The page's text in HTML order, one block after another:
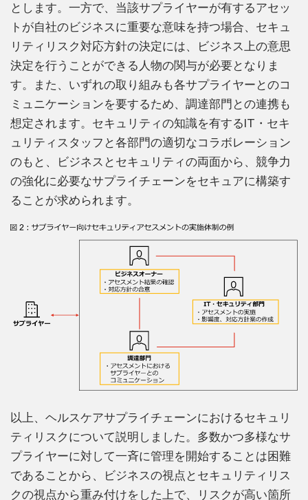
とします。一方で、当該サプライヤーが有するアセッ
トが自社のビジネスに重要な意味を持つ場合、セキュ
リティリスク対応方針の決定には、ビジネス上の意思
決定を行うことができる人物の関与が必要となりま
す。また、いずれの取り組みも各サプライヤーとのコ
ミュニケーションを要するため、調達部門との連携も
想定されます。セキュリティの知識を有するIT・セキ
ュリティスタッフと各部門の適切なコラボレーション
のもと、ビジネスとセキュリティの両面から、競争力
の強化に必要なサプライチェーンをセキュアに構築す
ることが求められます。
以上、ヘルスケアサプライチェーンにおけるセキュリ
ティリスクについて説明しました。多数かつ多様なサ
プライヤーに対して一斉に管理を開始することは困難
であることから、ビジネスの視点とセキュリティリス
クの視点から重み付けをした上で、リスクが高い箇所